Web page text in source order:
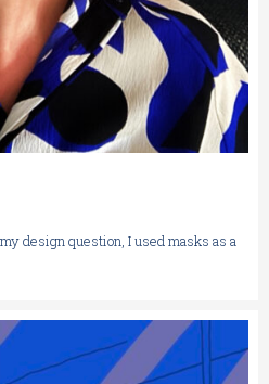
design question, I used masks as a